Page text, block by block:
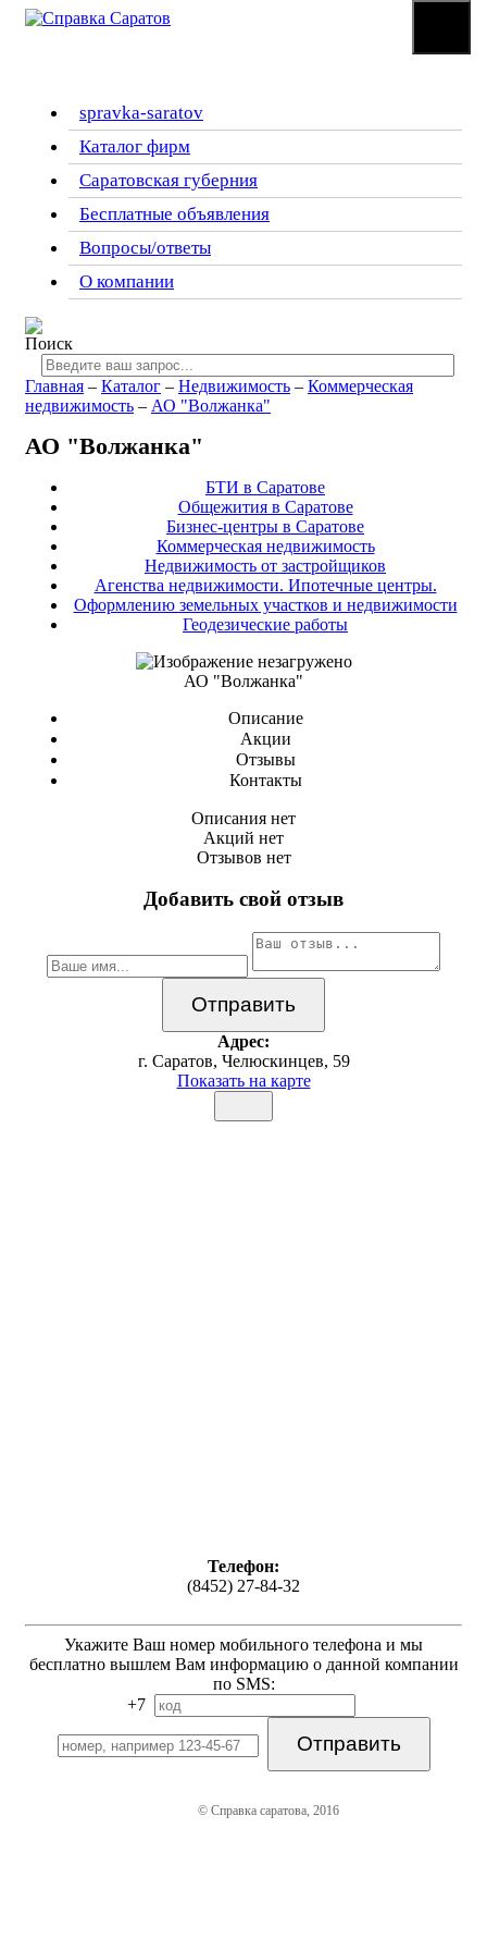
spravka-saratov
Каталог фирм
Саратовская губерния
Бесплатные объявления
Вопросы/ответы
О компании
Главная – Каталог – Недвижимость – Коммерческая
недвижимость – АО "Волжанка"
АО "Волжанка"
БТИ в Саратове
Общежития в Саратове
Бизнес-центры в Саратове
Коммерческая недвижимость
Недвижимость от застройщиков
Агенства недвижимости. Ипотечные центры.
Оформлению земельных участков и недвижимости
Геодезические работы
АО "Волжанка"
Описание
Акции
Отзывы
Контакты
Описания нет
Акций нет
Отзывов нет
Добавить свой отзыв
Адрес:
г. Саратов, Челюскинцев, 59
Показать на карте
Телефон:
(8452) 27-84-32
Укажите Ваш номер мобильного телефона и мы
бесплатно вышлем Вам информацию о данной компании
по SMS:
+7